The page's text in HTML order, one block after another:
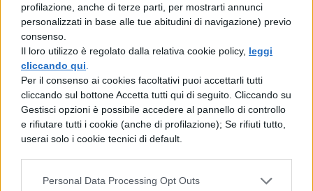
profilazione, anche di terze parti, per mostrarti annunci
personalizzati in base alle tue abitudini di navigazione) previo
consenso.
Il loro utilizzo è regolato dalla relativa cookie policy, leggi
cliccando qui
Per il consenso ai cookies facoltativi puoi accettarli tutti
cliccando sul bottone Accetta tutti qui di seguito. Cliccando su
Gestisci opzioni è possibile accedere al pannello di controllo
e rifiutare tutti i cookie (anche di profilazione); Se rifiuti tutto,
userai solo i cookie tecnici di default.
Personal Data Processing Opt Outs
dedica alla poesia, ovvero il passaggio
dall’erudizione al bello, che richiama i miti
classici e la mitologia; poi la conversione
dal bello al vero, con una poesia incentrata
sul sentimento e sulla filosofia.
A differenza di Manzoni, Leopardi non
ha grandi rapporti con gli intellettuali
del suo tempo, in quanto non accetta il